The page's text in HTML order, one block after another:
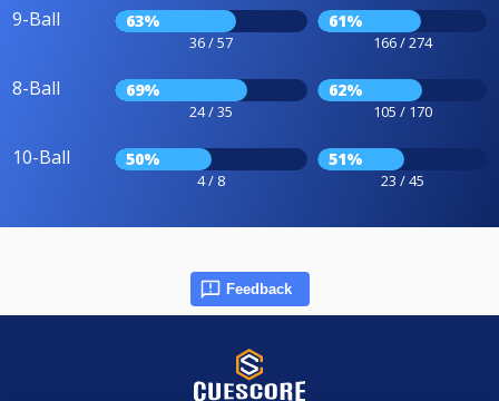
9-Ball 63%
36 / 57
61%
166 / 274
8-Ball 69%
24 / 35
62%
105 / 170
10-Ball 50%
4 / 8
51%
23 / 45
Feedback